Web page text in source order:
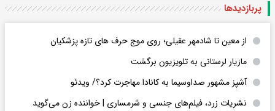
پربازدید‌ها
از معین تا شادمهر عقیلی؛ روی موج حرف های تازه پزشکیان
مازیار لرستانی به تلویزیون برگشت
آشپز مشهور صداوسیما به کانادا مهاجرت کرد؟/ ویدئو
نشریات زرد، فیلم‌های جنسی و شرمساری | خواننده زن می‌گوید